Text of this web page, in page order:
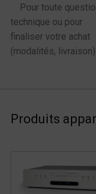
Pour toute
technique ou pour
finaliser votre achat
(modalités, livraison)
Produits